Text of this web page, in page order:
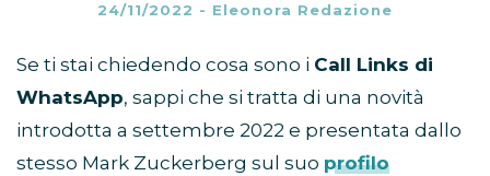
24/11/2022 - Eleonora Redazione
Se ti stai chiedendo cosa sono i Call Links di
WhatsApp, sappi che si tratta di una novità
introdotta a settembre 2022 e presentata dallo
stesso Mark Zuckerberg sul suo profilo